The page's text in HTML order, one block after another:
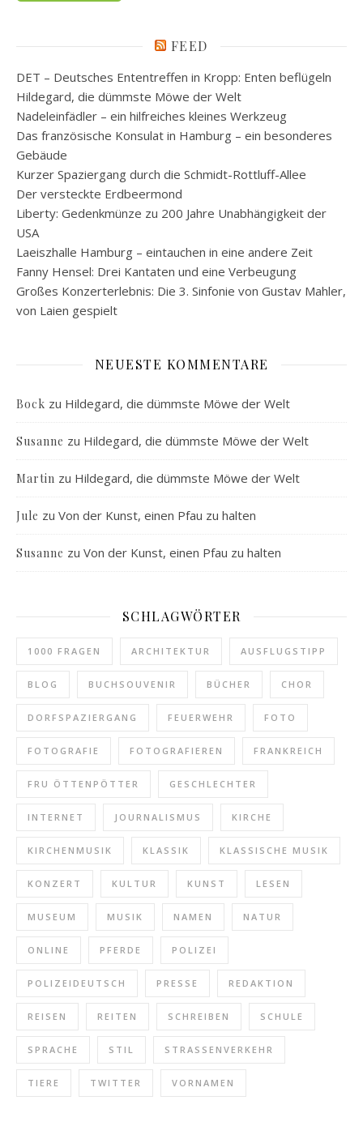
FEED
DET – Deutsches Ententreffen in Kropp: Enten beflügeln
Hildegard, die dümmste Möwe der Welt
Nadeleinfädler – ein hilfreiches kleines Werkzeug
Das französische Konsulat in Hamburg – ein besonderes
Gebäude
Kurzer Spaziergang durch die Schmidt-Rottluff-Allee
Der versteckte Erdbeermond
Liberty: Gedenkmünze zu 200 Jahre Unabhängigkeit der
USA
Laeiszhalle Hamburg – eintauchen in eine andere Zeit
Fanny Hensel: Drei Kantaten und eine Verbeugung
Großes Konzerterlebnis: Die 3. Sinfonie von Gustav Mahler,
von Laien gespielt
NEUESTE KOMMENTARE
Bock zu Hildegard, die dümmste Möwe der Welt
Susanne zu Hildegard, die dümmste Möwe der Welt
Martin zu Hildegard, die dümmste Möwe der Welt
Jule zu Von der Kunst, einen Pfau zu halten
Susanne zu Von der Kunst, einen Pfau zu halten
SCHLAGWÖRTER
1000 FRAGEN ARCHITEKTUR AUSFLUGSTIPP
BLOG BUCHSOUVENIR BÜCHER CHOR
DORFSPAZIERGANG FEUERWEHR FOTO
FOTOGRAFIE FOTOGRAFIEREN FRANKREICH
FRU ÖTTENPÖTTER GESCHLECHTER
INTERNET JOURNALISMUS KIRCHE
KIRCHENMUSIK KLASSIK KLASSISCHE MUSIK
KONZERT KULTUR KUNST LESEN
MUSEUM MUSIK NAMEN NATUR
ONLINE PFERDE POLIZEI
POLIZEIDEUTSCH PRESSE REDAKTION
REISEN REITEN SCHREIBEN SCHULE
SPRACHE STIL STRASSENVERKEHR
TIERE TWITTER VORNAMEN